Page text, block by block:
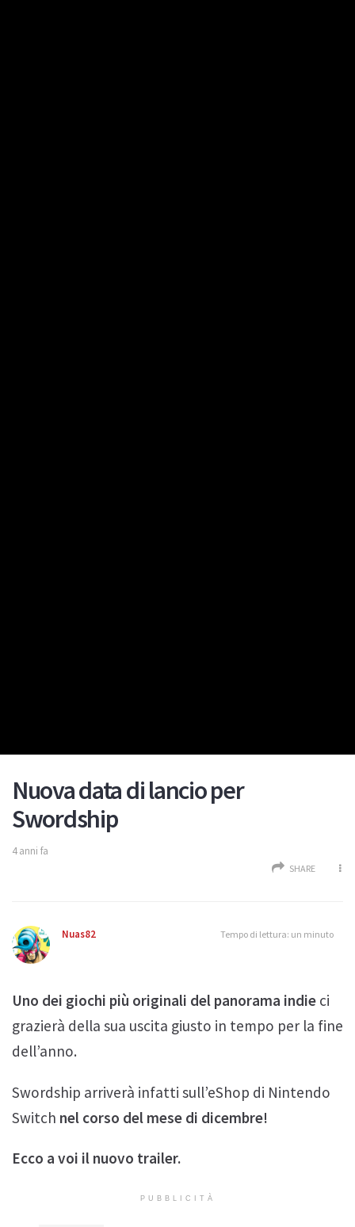
Nuova data di lancio per
Swordship
4 anni fa
SHARE
Nuas82 Tempo di lettura: un minuto
Uno dei giochi più originali del panorama indie ci
grazierà della sua uscita giusto in tempo per la fine
dell’anno.
Swordship arriverà infatti sull’eShop di Nintendo
Switch nel corso del mese di dicembre!
Ecco a voi il nuovo trailer.
PUBBLICITÀ